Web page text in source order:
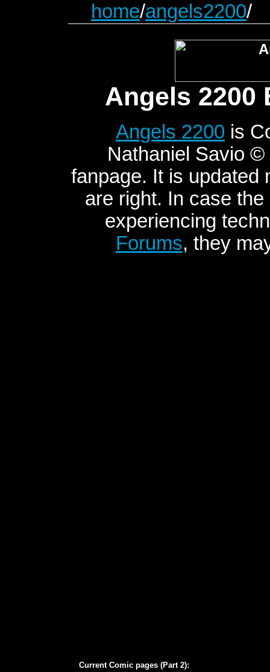
home/angels2200/
Angels 2200
Angels 2200 is
Nathaniel Savio
fanpage. It is updated
are right. In case
experiencing
Forums, they
Current Comic pages (Part 2):